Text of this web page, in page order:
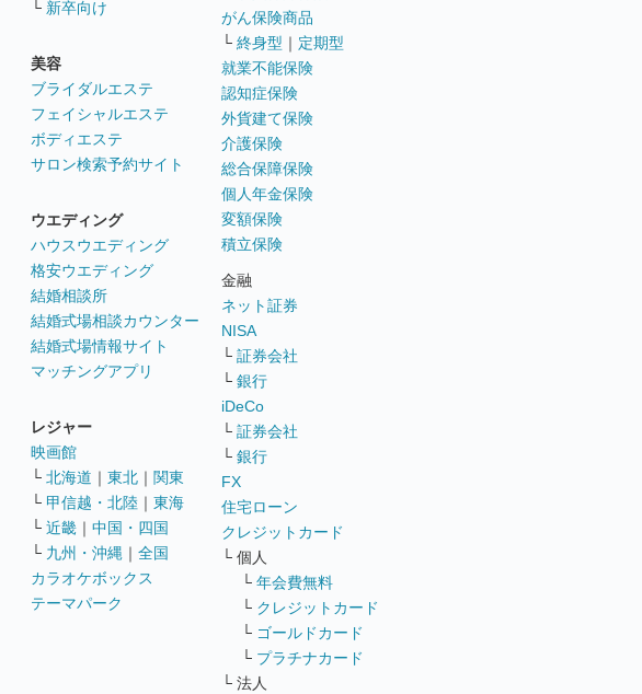
└ 新卒向け
美容
ブライダルエステ
フェイシャルエステ
ボディエステ
サロン検索予約サイト
ウエディング
ハウスウエディング
格安ウエディング
結婚相談所
結婚式場相談カウンター
結婚式場情報サイト
マッチングアプリ
レジャー
映画館
└ 北海道 ｜ 東北 ｜ 関東
└ 甲信越・北陸 ｜ 東海
└ 近畿 ｜ 中国・四国
└ 九州・沖縄 ｜ 全国
カラオケボックス
テーマパーク
がん保険商品
└ 終身型 ｜ 定期型
就業不能保険
認知症保険
外貨建て保険
介護保険
総合保障保険
個人年金保険
変額保険
積立保険
金融
ネット証券
NISA
└ 証券会社
└ 銀行
iDeCo
└ 証券会社
└ 銀行
FX
住宅ローン
クレジットカード
└ 個人
└ 年会費無料
└ クレジットカード
└ ゴールドカード
└ プラチナカード
└ 法人